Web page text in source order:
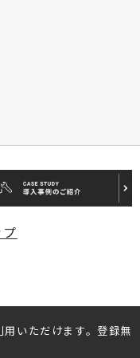
いただけます。登録無